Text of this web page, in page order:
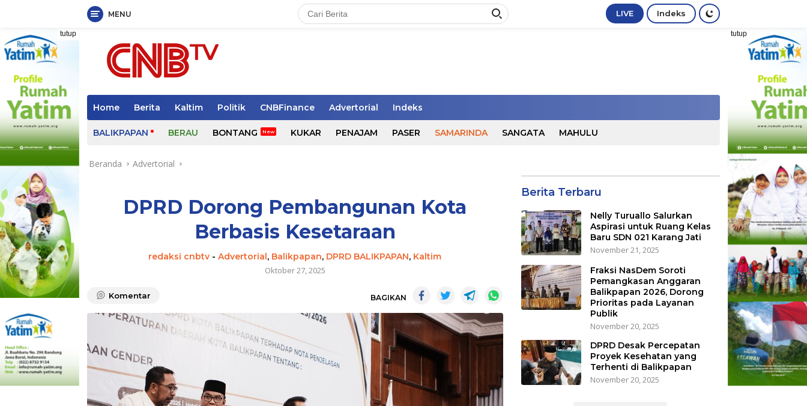
Langsung
ke
konten
MENU LIVE Indeks
tutup tutup
Home Berita Kaltim Politik CNBFinance Advertorial Indeks
BALIKPAPAN BERAU BONTANG KUKAR PENAJAM PASER SAMARINDA SANGATA MAHULU
Beranda Advertorial
DPRD Dorong Pembangunan Kota
Berbasis Kesetaraan
redaksi cnbtv -Advertorial, Balikpapan, DPRD BALIKPAPAN, Kaltim
Oktober 27, 2025
Komentar BAGIKAN
Berita Terbaru
Nelly Turuallo Salurkan
Aspirasi untuk Ruang Kelas
Baru SDN 021 Karang Jati
November 21, 2025
Fraksi NasDem Soroti
Pemangkasan Anggaran
Balikpapan 2026, Dorong
Prioritas pada Layanan
Publik
November 20, 2025
DPRD Desak Percepatan
Proyek Kesehatan yang
Terhenti di Balikpapan
November 20, 2025